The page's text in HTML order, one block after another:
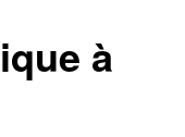
à